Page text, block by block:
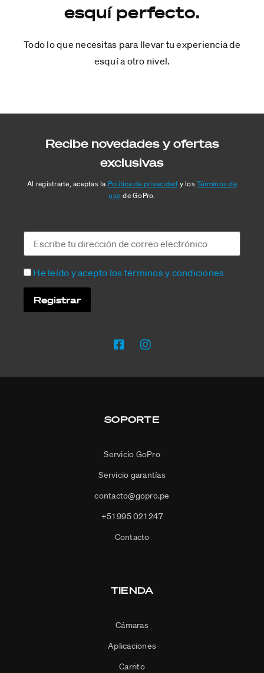
esquí perfecto.
Todo lo que necesitas para llevar tu experiencia de
esquí a otro nivel.
Recibe novedades y ofertas
exclusivas
Al registrarte, aceptas la Política de privacidad y losTérminos de
usode GoPro.
He leído y acepto los términos y condiciones
SOPORTE
Servicio GoPro
Servicio garantías
contacto@gopro.pe
+51 995 021 247
Contacto
TIENDA
Cámaras
Aplicaciones
Carrito